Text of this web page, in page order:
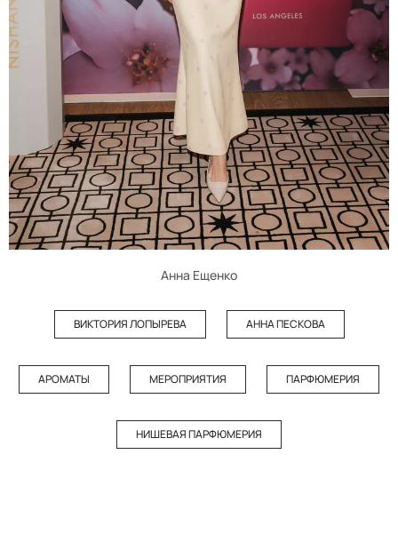
Анна Ещенко
ВИКТОРИЯ ЛОПЫРЕВА АННА ПЕСКОВА
АРОМАТЫ МЕРОПРИЯТИЯ ПАРФЮМЕРИЯ
НИШЕВАЯ ПАРФЮМЕРИЯ